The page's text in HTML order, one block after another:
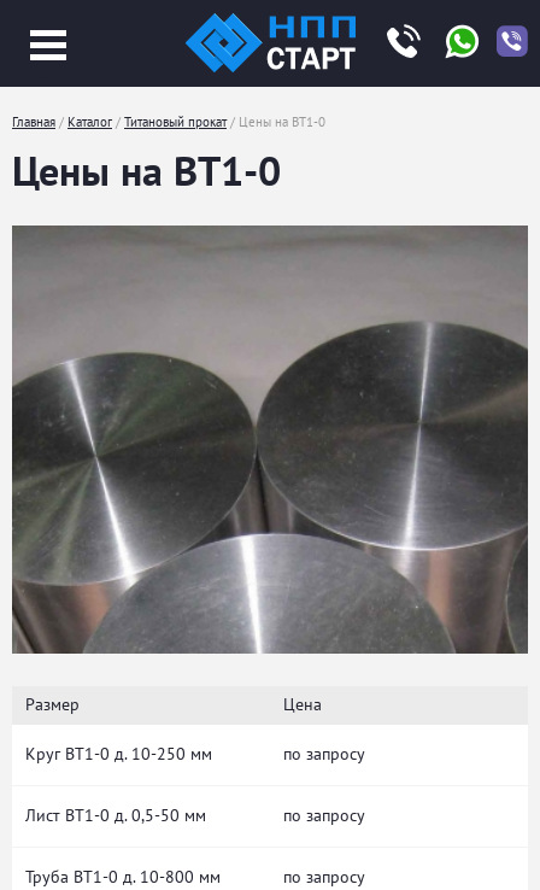
Вы
Главная / Каталог / Титановый прокат/ Цены на ВТ1-0
Цены на ВТ1-0
Размер Цена
Круг ВТ1-0 д. 10-250 мм по запросу
Лист ВТ1-0 д. 0,5-50 мм по запросу
Труба ВТ1-0 д. 10-800 мм по запросу